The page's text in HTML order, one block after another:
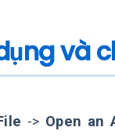
và
-> Open an